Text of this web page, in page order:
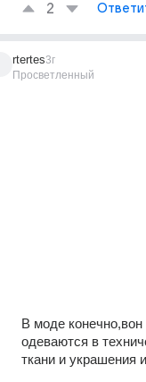
2
rtertes
Просветленный
3г
В моде конечно,вон
одеваются в
ткани и украшения